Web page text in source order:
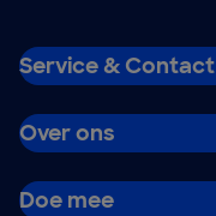
Service & Contact
Over ons
Doe mee